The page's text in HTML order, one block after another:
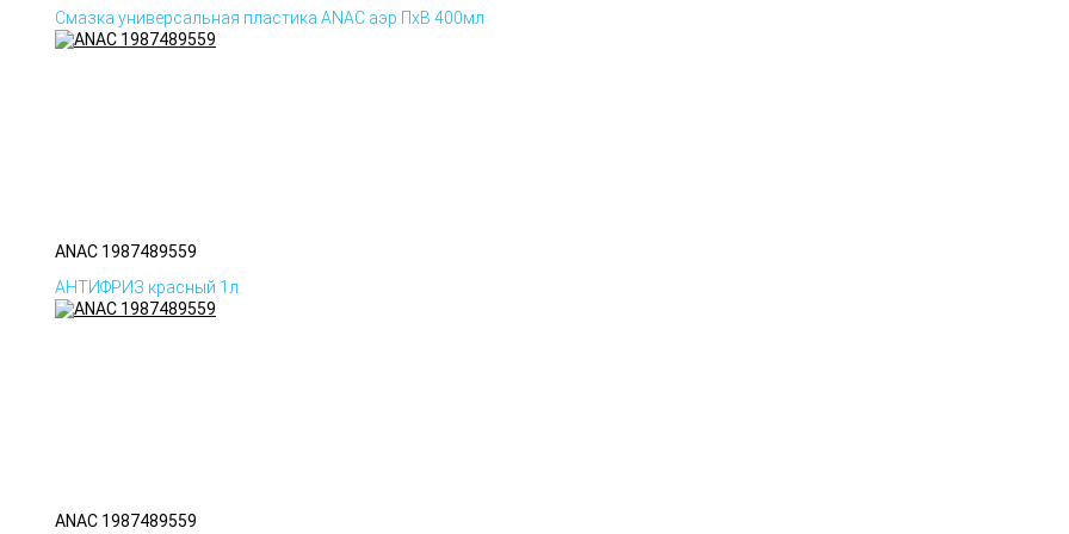
Смазка универсальная пластика ANAC аэр ПхВ 400мл
ANAC 1987489559
АНТИФРИЗ красный 1л.
ANAC 1987489559